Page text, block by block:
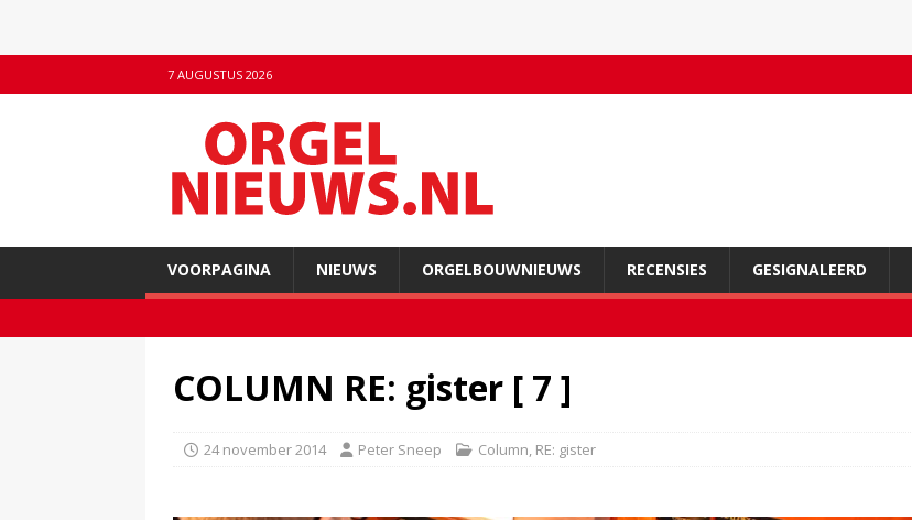
7 AUGUSTUS 2026
VOORPAGINA NIEUWS ORGELBOUWNIEUWS RECENSIES GESIGNALEERD
COLUMN RE: gister [ 7 ]
24 november 2014 Peter Sneep Column, RE: gister